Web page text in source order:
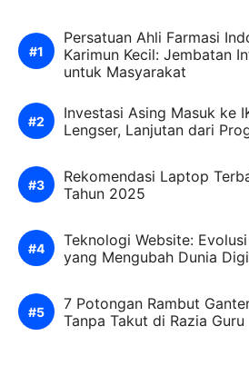
Persatuan Ahli Farmasi
Karimun Kecil: Jembatan
untuk Masyarakat
Investasi Asing Masuk ke
Lengser, Lanjutan dari
Rekomendasi Laptop
Tahun 2025
Teknologi Website:
yang Mengubah Dunia
7 Potongan Rambut
Tanpa Takut di Razia Guru